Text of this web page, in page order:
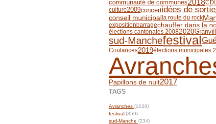
communauté de communes2018
culture2009concertidées de sortie
conseil municipal la route du rock
expositionbarragechauffer dans la
élections cantonales 20082020
sud-Manchefestival
Coutances2019élections municipales
Papillons de nuit2017
TAGS
Avranches (1020)
festival (359)
sud-Manche (234)